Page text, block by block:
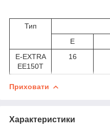
Тип
Е
E-EXTRA
EЕ150T
16
Приховати
Характеристики